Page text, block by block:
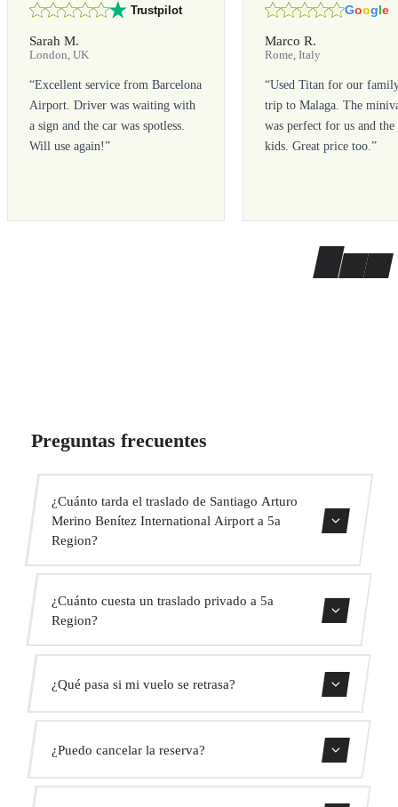
Trustpilot
Sarah M.
London, UK
“Excellent service from Barcelona
Airport. Driver was waiting with
a sign and the car was spotless.
Will use again!”
Google
Marco R.
Rome, Italy
“Used Titan for our
trip to Malaga. The
was perfect for us and the
kids. Great price too.”
Preguntas frecuentes
¿Cuánto tarda el traslado de Santiago Arturo
Merino Benítez International Airport a 5a
Region?
¿Cuánto cuesta un traslado privado a 5a
Region?
Usa nuestro formulario de reserva para obtener un precio
fijo al instante. Sin cargos ocultos.
¿Qué pasa si mi vuelo se retrasa?
conductor ajustará automáticamente la hora de recogida
sin coste adicional.
¿Puedo cancelar la reserva?